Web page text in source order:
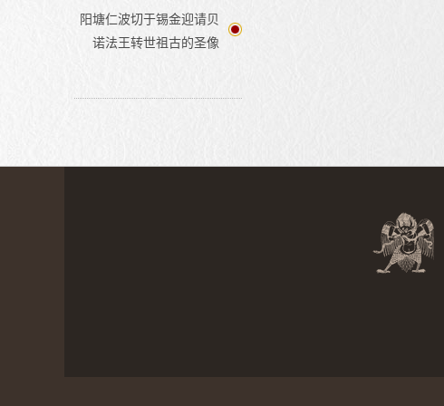
阳塘仁波切于锡金迎请贝
诺法王转世祖古的圣像